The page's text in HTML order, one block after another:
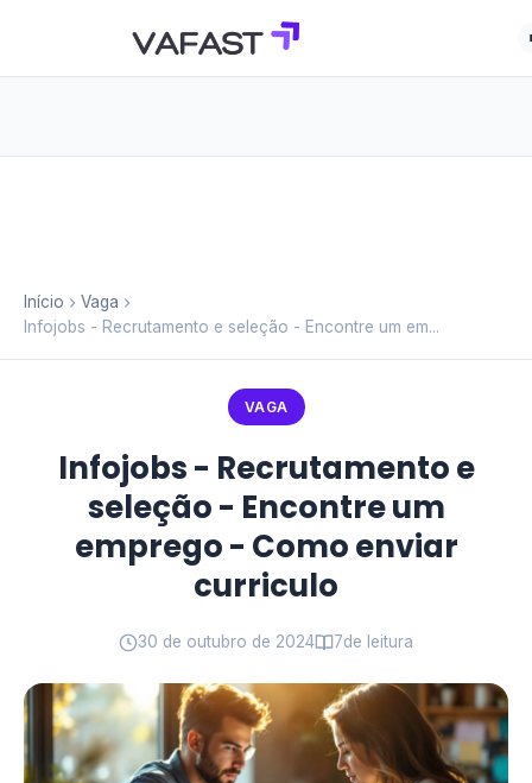
Início
Vaga
Infojobs - Recrutamento e seleção - Encontre um em...
VAGA
Infojobs - Recrutamento e
seleção - Encontre um
emprego - Como enviar
curriculo
30 de outubro de 2024 7de leitura